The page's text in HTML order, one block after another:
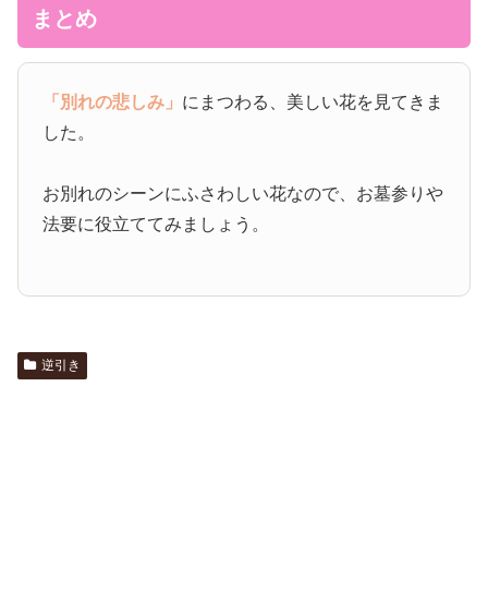
まとめ
「別れの悲しみ」 にまつわる、美しい花を見てきま
した。
お別れのシーンにふさわしい花なので、お墓参りや
法要に役立ててみましょう。
逆引き